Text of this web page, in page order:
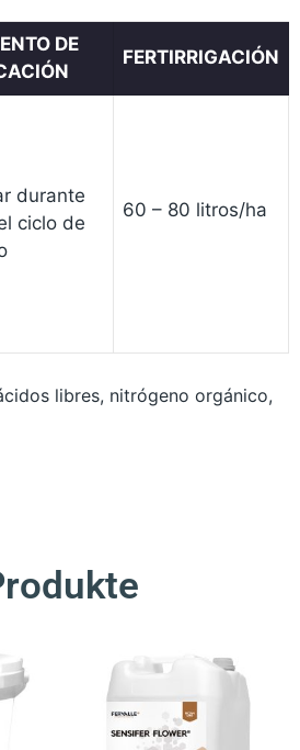
DE
FERTIRRIGACIÓN
durante
ciclo de
60 – 80 litros/ha
libres, nitrógeno orgánico,